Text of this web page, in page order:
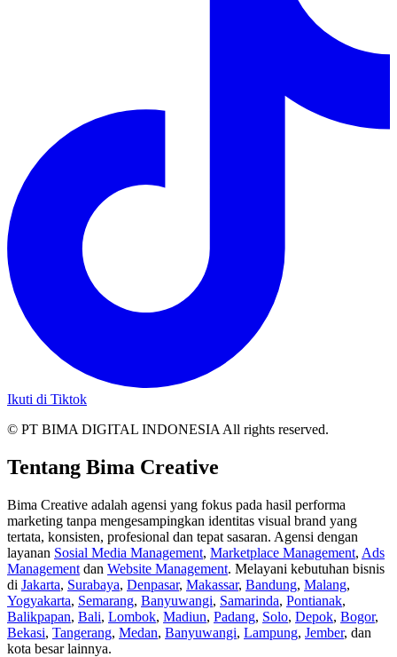
Ikuti di Tiktok
© PT BIMA DIGITAL INDONESIA All rights reserved.
Tentang Bima Creative
Bima Creative adalah agensi yang fokus pada hasil performa
marketing tanpa mengesampingkan identitas visual brand yang
tertata, konsisten, profesional dan tepat sasaran. Agensi dengan
layanan Sosial Media Management, Marketplace Management, Ads
Management dan Website Management. Melayani kebutuhan bisnis
di Jakarta, Surabaya, Denpasar, Makassar, Bandung, Malang,
Yogyakarta, Semarang, Banyuwangi, Samarinda, Pontianak,
Balikpapan, Bali, Lombok, Madiun, Padang, Solo, Depok, Bogor,
Bekasi, Tangerang, Medan, Banyuwangi, Lampung, Jember, dan
kota besar lainnya.